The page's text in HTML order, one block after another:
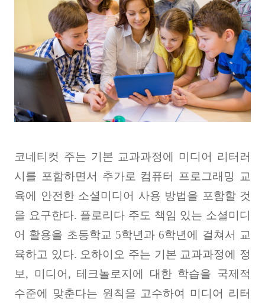
코네티컷 주는 기본 교과과정에 미디어 리터러
시를 포함하면서 추가로 컴퓨터 프로그래밍 교
육에 안전한 소셜미디어 사용 방법을 포함할 것
을 요구한다. 플로리다 주도 책임 있는 소셜미디
어 활용을 초등학교 5학년과6학년에 걸쳐서 교
육하고 있다. 오하이오 주는 기본 교과과정에 정
보, 미디어 , 테크놀로지에 대한 학습을 국제적
수준에 맞춘다는 원칙을 고수하여 미디어 리터